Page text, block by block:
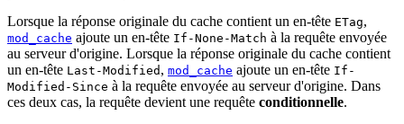
Lorsque la réponse originale du cache contient un en-tête ETag,
mod_cache ajoute un en-tête If-None-Match à la requête envoyée
au serveur d'origine. Lorsque la réponse originale du cache contient
un en-tête Last-Modified , mod_cache ajoute un en-tête If-
Modified-Since à la requête envoyée au serveur d'origine. Dans
ces deux cas, la requête devient une requête conditionnelle.